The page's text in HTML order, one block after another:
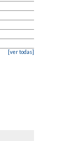
[ver todas]